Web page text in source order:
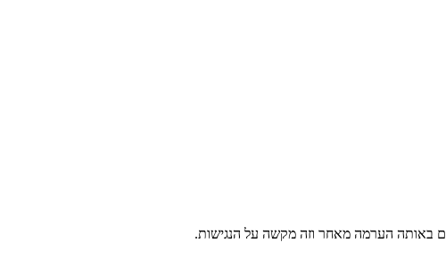
באותה הערמה מאחר וזה מקשה על הנגישות.